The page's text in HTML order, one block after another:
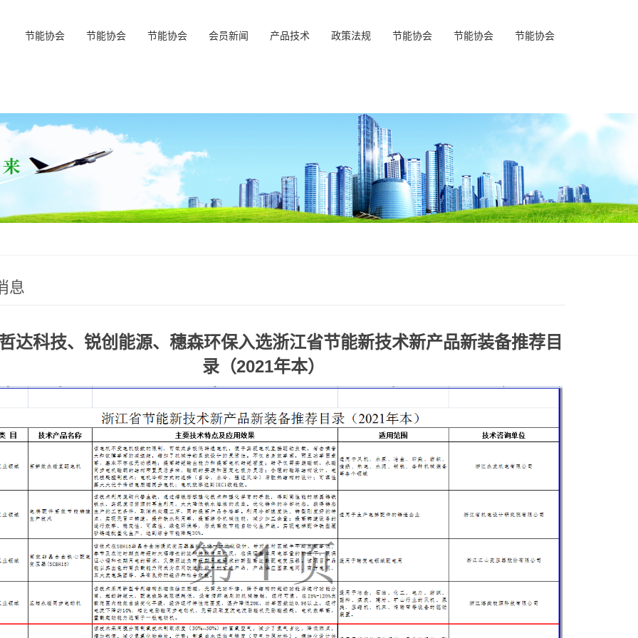
节能协会 节能协会 节能协会 会员新闻 产品技术 政策法规 节能协会 节能协会 节能协会
息
达科技、锐创能源、穗森环保入选浙江省节能新技术新产品新装备推荐目
录（2021年本）